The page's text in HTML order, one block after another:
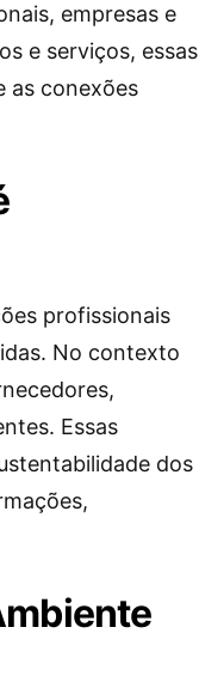
empresas e
e serviços, essas
as conexões
profissionais
No contexto
Essas
dos